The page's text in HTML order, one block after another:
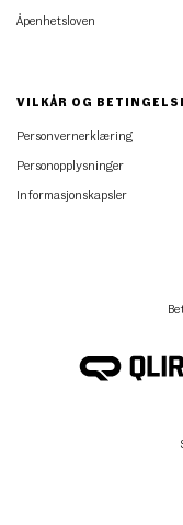
Åpenhetsloven
VILKÅR OG
Personvernerklæring
Personopplysninger
Informasjonskapsler